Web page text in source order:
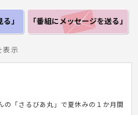
」 「番組にメッセージを送る」
示
「さるびあ丸」で夏休みの１か月間